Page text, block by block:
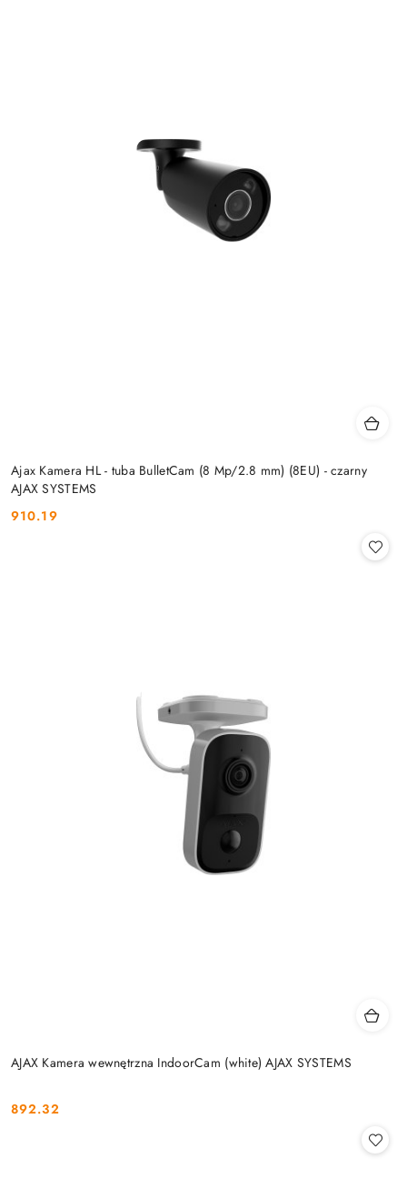
Ajax Kamera HL - tuba BulletCam (8 Mp/2.8 mm) (8EU) - czarny
AJAX SYSTEMS
Cena:
910.19
AJAX Kamera wewnętrzna IndoorCam (white) AJAX SYSTEMS
Cena:
892.32